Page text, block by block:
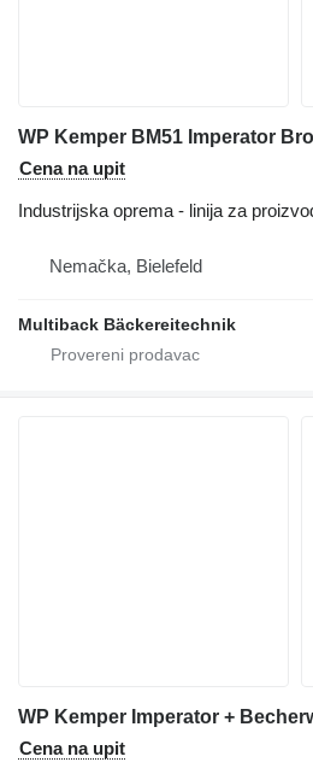
WP Kemper BM51 Imperator
Cena na upit
Industrijska oprema - linija za
Nemačka, Bielefeld
Multiback Bäckereitechnik
Cena na upit